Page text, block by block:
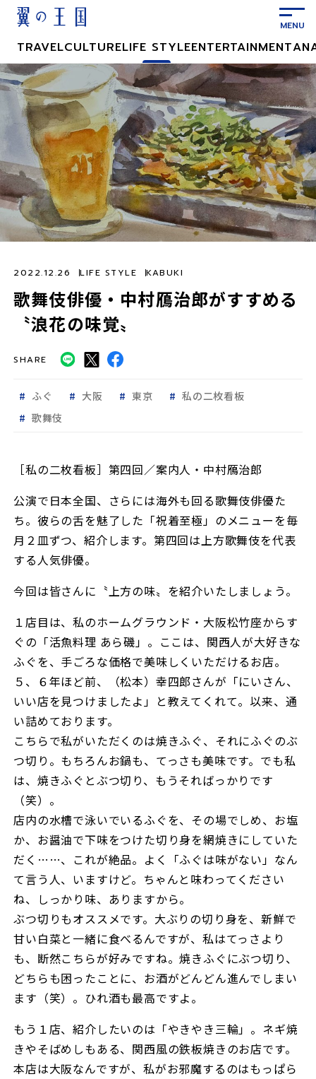
ン
テ
ツ
に
ス
キ
ッ
プ
TRAVELCULTURELIFE STYLEENTERTAINMENT
歌舞伎俳優・中村鴈治郎がすすめる
〝浪花の味覚〟
2022.12.26 LIFE STYLE KABUKI
SHARE
ふぐ 大阪 東京
私の二枚看板
歌舞伎
［私の二枚看板］第四回／案内人・中村鴈治郎
公演で日本全国、さらには海外も回る歌舞伎俳優た
ち。彼らの舌を魅了した「祝着至極」のメニューを毎
月２皿ずつ、紹介します。第四回は上方歌舞伎を代表
する人気俳優。
今回は皆さんに〝上方の味〟を紹介いたしましょう。
１店目は、私のホームグラウンド・大阪松竹座からす
ぐの「活魚料理 あら磯」。ここは、関西人が大好きな
ふぐを、手ごろな価格で美味しくいただけるお店。
５、６年ほど前、（松本）幸四郎さんが「にいさん、
いい店を見つけましたよ」と教えてくれて。以来、通
い詰めております。
こちらで私がいただくのは焼きふぐ、それにふぐのぶ
つ切り。もちろんお鍋も、てっさも美味です。でも私
は、焼きふぐとぶつ切り、もうそればっかりです
（笑）。
店内の水槽で泳いでいるふぐを、その場でしめ、お塩
か、お醤油で下味をつけた切り身を網焼きにしていた
だく……、これが絶品。よく「ふぐは味がない」なん
て言う人、いますけど。ちゃんと味わってください
ね、しっかり味、ありますから。
ぶつ切りもオススメです。大ぶりの切り身を、新鮮で
甘い白菜と一緒に食べるんですが、私はてっさより
も、断然こちらが好みですね。焼きふぐにぶつ切り、
どちらも困ったことに、お酒がどんどん進んでしまい
ます（笑）。ひれ酒も最高ですよ。
もう１店、紹介したいのは「やきやき三輪」。ネギ焼
きやそばめしもある、関西風の鉄板焼きのお店です。
本店は大阪なんですが、私がお邪魔するのはもっぱら